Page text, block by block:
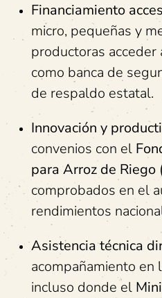
Financiamiento
micro, pequeñas y
productoras acceder
como banca de
de respaldo estatal.
Innovación y
convenios con el
para Arroz de Riego
comprobados en el
rendimientos
Asistencia técnica
acompañamiento en
incluso donde el